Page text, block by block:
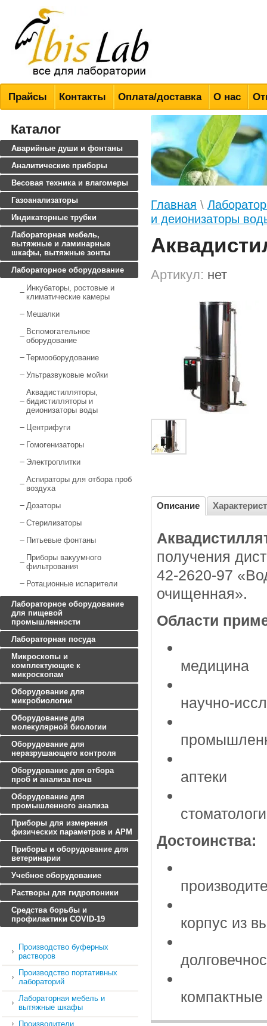
Всё для лабораторий
Прайсы Контакты Оплата/доставка О нас
Главная \
и деионизаторы
Артикул: нет
Описание
получения
42-2620-97
очищенная».
Области
медицина
научно-
аптеки
Достоинства:
корпус из
Каталог
Аварийные души и фонтаны
Аналитические приборы
Весовая техника и влагомеры
Газоанализаторы
Индикаторные трубки
Лабораторная мебель,
вытяжные и ламинарные
шкафы, вытяжные зонты
Лабораторное оборудование
Инкубаторы, ростовые и
климатические камеры
Мешалки
Вспомогательное
оборудование
Термооборудование
Ультразвуковые мойки
Аквадистилляторы,
бидистилляторы и
деионизаторы воды
Центрифуги
Гомогенизаторы
Электроплитки
Аспираторы для отбора проб
воздуха
Дозаторы
Стерилизаторы
Питьевые фонтаны
Приборы вакуумного
фильтрования
Ротационные испарители
Лабораторное оборудование
для пищевой
промышленности
Лабораторная посуда
Микроскопы и
комплектующие к
микроскопам
Оборудование для
микробиологии
Оборудование для
молекулярной биологии
Оборудование для
неразрушающего контроля
Оборудование для отбора
проб и анализа почв
Оборудование для
промышленного анализа
Приборы для измерения
физических параметров и АРМ
Приборы и оборудование для
ветеринарии
Учебное оборудование
Растворы для гидропоники
Средства борьбы и
профилактики COVID-19
Производство буферных
растворов
Производство портативных
лабораторий
Лабораторная мебель и
вытяжные шкафы
Производители